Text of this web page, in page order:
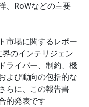
、RoWなどの主要
市場に関するレポー
のインテリジェン
ライバー、制約、機
よび動向の包括的な
らに、この報告書
的発表です